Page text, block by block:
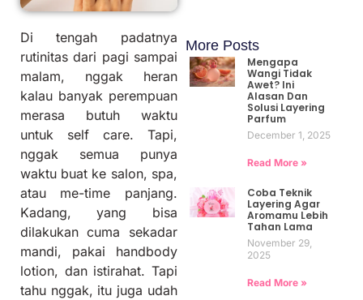
Di tengah padatnya
rutinitas dari pagi sampai
malam, nggak heran
kalau banyak perempuan
merasa butuh waktu
untuk self care. Tapi,
nggak semua punya
waktu buat ke salon, spa,
atau me-time panjang.
Kadang, yang bisa
dilakukan cuma sekadar
mandi, pakai handbody
lotion, dan istirahat. Tapi
tahu nggak, itu juga udah
More Posts
Mengapa
Wangi Tidak
Awet? Ini
Alasan Dan
Solusi Layering
Parfum
December 1, 2025
Read More »
Coba Teknik
Layering Agar
Aromamu Lebih
Tahan Lama
November 29,
2025
Read More »